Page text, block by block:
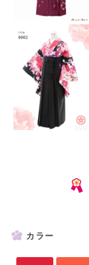
カラー